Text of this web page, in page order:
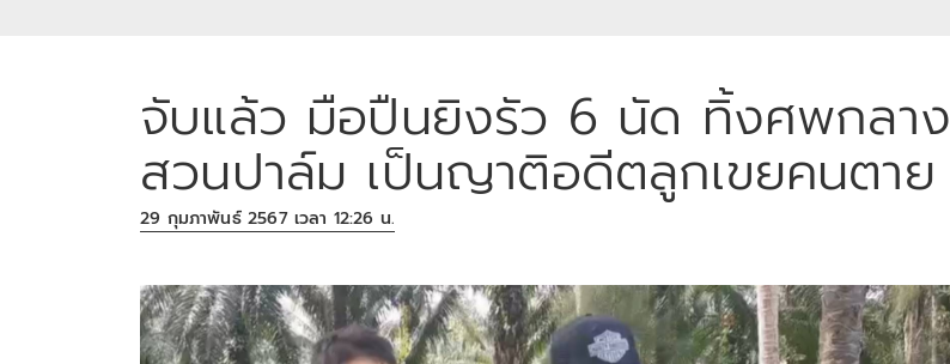
จับแล้ว มือปืนยิงรัว 6 นัด ทิ้งศพกลาง
สวนปาล์ม เป็นญาติอดีตลูกเขยคนตาย
29 กุมภาพันธ์ 2567 เวลา 12:26 น.